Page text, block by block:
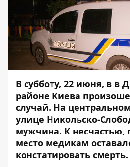
В субботу, 22 июня, в в
районе Киева
случай. На
улице Никольско-
мужчина. К
место медикам
констатировать смерть.